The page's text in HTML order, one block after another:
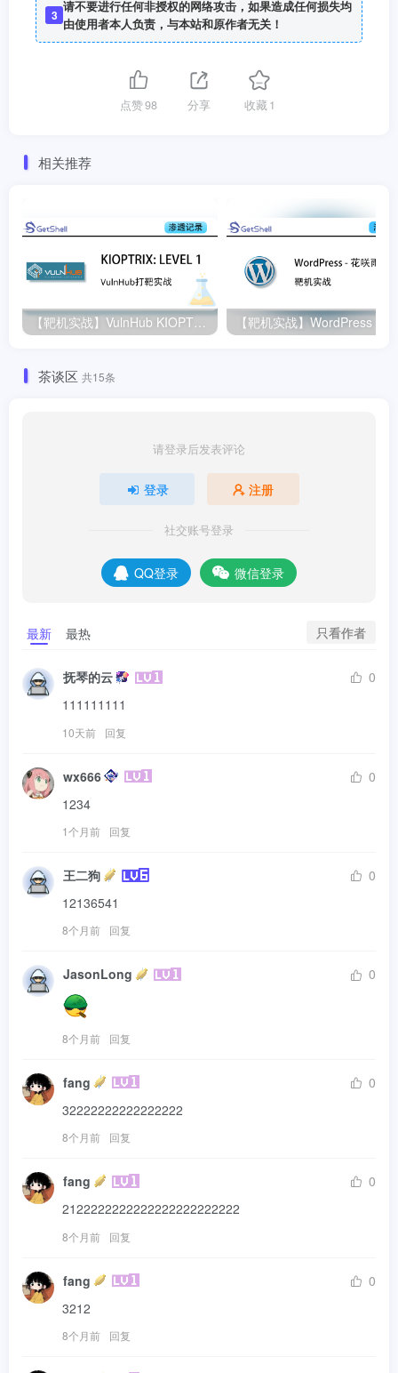
3
请不要进行任何非授权的网络攻击，如果造成任何损失均
由使用者本人负责，与本站和原作者无关！
点赞98 分享 收藏1
相关推荐
【靶机实战】VulnHub KIOPTRIX: LEVEL 1 打靶记录
茶谈区 共15条
请登录后发表评论
登录 注册
社交账号登录
QQ登录 微信登录
最新 最热 只看作者
抚琴的云
0
111111111
10天前 回复
wx666
0
1234
1个月前 回复
王二狗
0
12136541
8个月前 回复
JasonLong 0
8个月前 回复
fang
0
32222222222222222
8个月前 回复
fang
0
2122222222222222222222222
8个月前 回复
fang
0
3212
8个月前 回复